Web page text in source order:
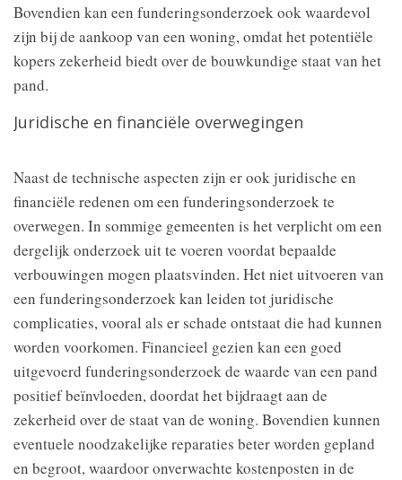
Bovendien kan een funderingsonderzoek ook waardevol
zijn bij de aankoop van een woning, omdat het potentiële
kopers zekerheid biedt over de bouwkundige staat van het
pand.
Juridische en financiële overwegingen
Naast de technische aspecten zijn er ook juridische en
financiële redenen om een funderingsonderzoek te
overwegen. In sommige gemeenten is het verplicht om een
dergelijk onderzoek uit te voeren voordat bepaalde
verbouwingen mogen plaatsvinden. Het niet uitvoeren van
een funderingsonderzoek kan leiden tot juridische
complicaties, vooral als er schade ontstaat die had kunnen
worden voorkomen. Financieel gezien kan een goed
uitgevoerd funderingsonderzoek de waarde van een pand
positief beïnvloeden, doordat het bijdraagt aan de
zekerheid over de staat van de woning. Bovendien kunnen
eventuele noodzakelijke reparaties beter worden gepland
en begroot, waardoor onverwachte kostenposten in de